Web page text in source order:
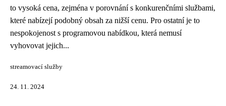
to vysoká cena, zejména v porovnání s konkurenčními službami,
které nabízejí podobný obsah za nižší cenu. Pro ostatní je to
nespokojenost s programovou nabídkou, která nemusí
vyhovovat jejich...
streamovací služby
24. 11. 2024